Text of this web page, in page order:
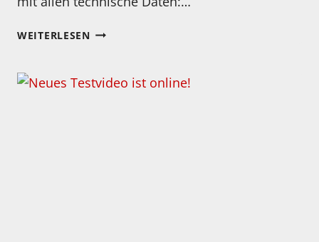
WEITERLESENKLEINER
VIABLUE